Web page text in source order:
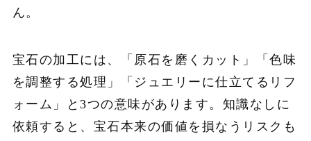
ん。
宝石の加工には、「原石を磨くカット」「色味
を調整する処理」「ジュエリーに仕立てるリフ
ォーム」と3つの意味があります。知識なしに
依頼すると、宝石本来の価値を損なうリスクも